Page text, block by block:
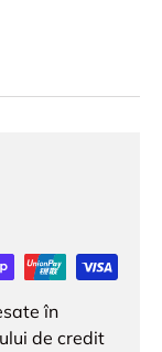
în
de credit